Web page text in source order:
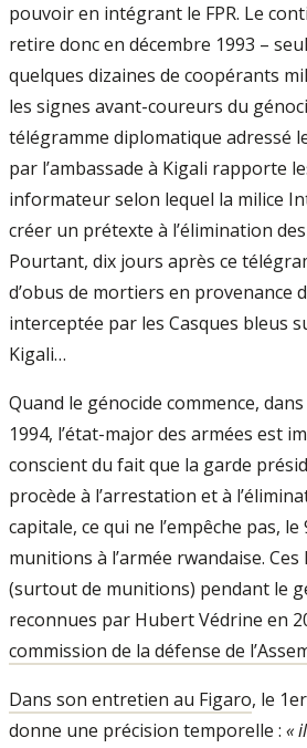
pouvoir en intégrant le FPR. Le
retire donc en décembre 1993 –
quelques dizaines de coopérants
les signes avant-coureurs du
télégramme diplomatique adressé
par l’ambassade à Kigali rapporte
informateur selon lequel la milice
créer un prétexte à l’élimination
Pourtant, dix jours après ce
d’obus de mortiers en provenance
interceptée par les Casques bleus
Kigali…
Quand le génocide commence,
1994, l’état-major des armées est
conscient du fait que la garde
procède à l’arrestation et à
capitale, ce qui ne l’empêche pas,
munitions à l’armée rwandaise. Ces
(surtout de munitions) pendant le
reconnues par Hubert Védrine en
commission de la défense de
Dans son entretien au Figaro, le
donne une précision temporelle : «